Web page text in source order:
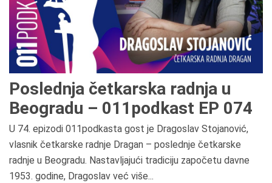
Poslednja četkarska radnja u
Beogradu – 011podkast EP 074
U 74. epizodi 011podkasta gost je Dragoslav Stojanović,
vlasnik četkarske radnje Dragan – poslednje četkarske
radnje u Beogradu. Nastavljajući tradiciju započetu davne
1953. godine, Dragoslav već više...